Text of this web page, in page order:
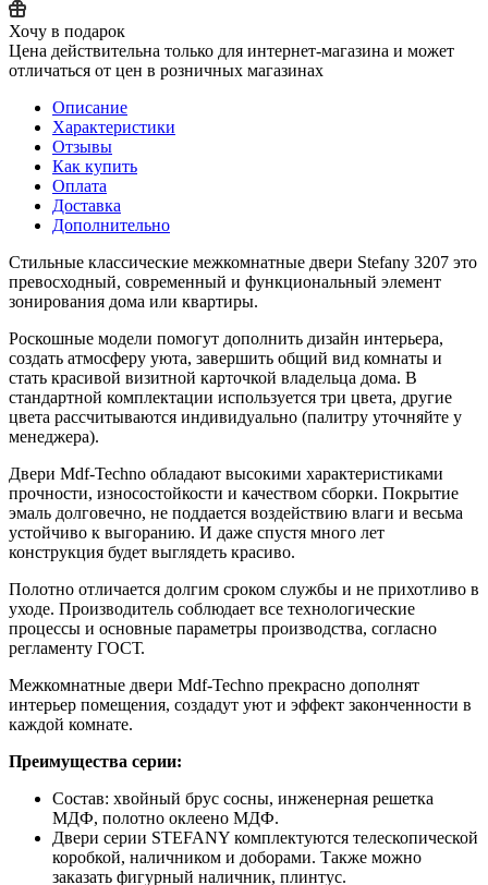
Хочу в подарок
Цена действительна только для интернет-магазина и может
отличаться от цен в розничных магазинах
Описание
Характеристики
Отзывы
Как купить
Оплата
Доставка
Дополнительно
Стильные классические межкомнатные двери Stefany 3207 это
превосходный, современный и функциональный элемент
зонирования дома или квартиры.
Роскошные модели помогут дополнить дизайн интерьера,
создать атмосферу уюта, завершить общий вид комнаты и
стать красивой визитной карточкой владельца дома. В
стандартной комплектации используется три цвета, другие
цвета рассчитываются индивидуально (палитру уточняйте у
менеджера).
Двери Mdf-Techno обладают высокими характеристиками
прочности, износостойкости и качеством сборки. Покрытие
эмаль долговечно, не поддается воздействию влаги и весьма
устойчиво к выгоранию. И даже спустя много лет
конструкция будет выглядеть красиво.
Полотно отличается долгим сроком службы и не прихотливо в
уходе. Производитель соблюдает все технологические
процессы и основные параметры производства, согласно
регламенту ГОСТ.
Межкомнатные двери Mdf-Techno прекрасно дополнят
интерьер помещения, создадут уют и эффект законченности в
каждой комнате.
Преимущества серии:
Состав: хвойный брус сосны, инженерная решетка
МДФ, полотно оклеено МДФ.
Двери серии STEFANY комплектуются телескопической
коробкой, наличником и доборами. Также можно
заказать фигурный наличник, плинтус.